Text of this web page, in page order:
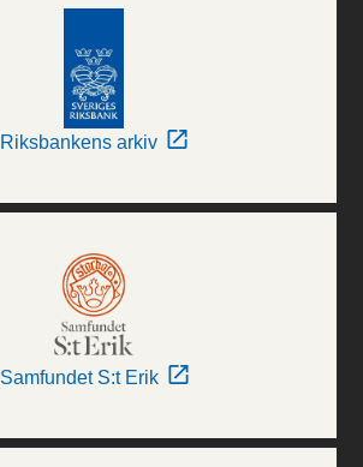
Riksbankens arkiv
Samfundet S:t Erik